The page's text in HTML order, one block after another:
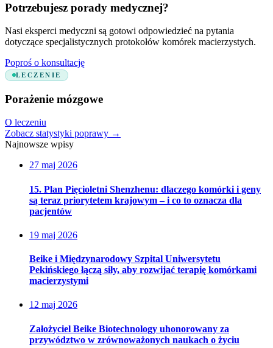
Potrzebujesz porady medycznej?
Nasi eksperci medyczni są gotowi odpowiedzieć na pytania
dotyczące specjalistycznych protokołów komórek macierzystych.
Poproś o konsultację
LECZENIE
Porażenie mózgowe
O leczeniu
Zobacz statystyki poprawy →
Najnowsze wpisy
27 maj 2026
15. Plan Pięcioletni Shenzhenu: dlaczego komórki i geny
są teraz priorytetem krajowym – i co to oznacza dla
pacjentów
19 maj 2026
Beike i Międzynarodowy Szpital Uniwersytetu
Pekińskiego łączą siły, aby rozwijać terapię komórkami
macierzystymi
12 maj 2026
Założyciel Beike Biotechnology uhonorowany za
przywództwo w zrównoważonych naukach o życiu